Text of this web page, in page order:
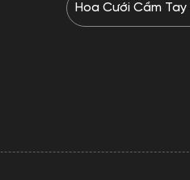
Hoa Cưới Cầm